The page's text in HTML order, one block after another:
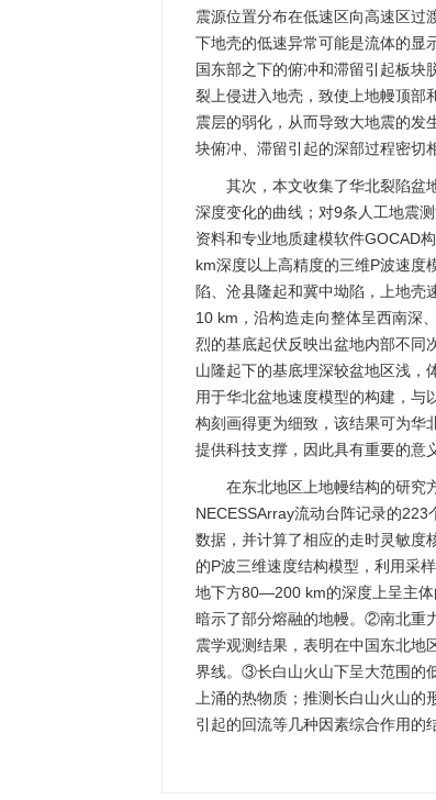
震源位置分布在低速区向高速区
下地壳的低速异常可能是流体的显
国东部之下的俯冲和滞留引起板块
裂上侵进入地壳，致使上地幔顶部
震层的弱化，从而导致大地震的发
块俯冲、滞留引起的深部过程密切
其次，本文收集了华北裂陷盆
深度变化的曲线；对9条人工地震
资料和专业地质建模软件GOCAD
km深度以上高精度的三维P波速
陷、沧县隆起和冀中坳陷，上地
10 km，沿构造走向整体呈西南深
烈的基底起伏反映出盆地内部不
山隆起下的基底埋深较盆地区浅
用于华北盆地速度模型的构建，与
构刻画得更为细致，该结果可为华
提供科技支撑，因此具有重要的意
在东北地区上地幔结构的研究
NECESSArray流动台阵记录的
数据，并计算了相应的走时灵敏度
的P波三维速度结构模型，利用采
地下方80—200 km的深度上呈主
暗示了部分熔融的地幔。②南北重
震学观测结果，表明在中国东北地
界线。③长白山火山下呈大范围的
上涌的热物质；推测长白山火山
引起的回流等几种因素综合作用的